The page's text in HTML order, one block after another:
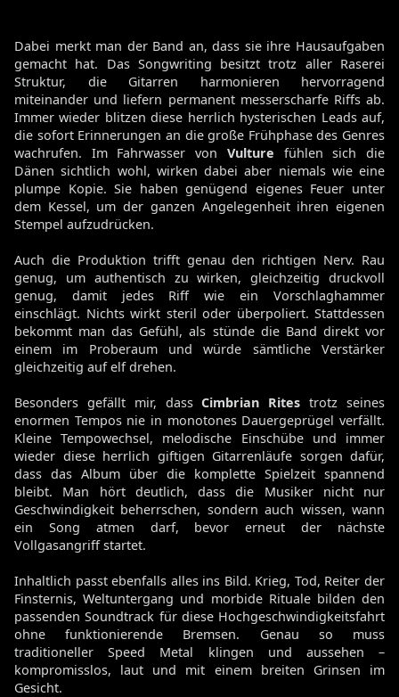
Dabei merkt man der Band an, dass sie ihre Hausaufgaben
gemacht hat. Das Songwriting besitzt trotz aller Raserei
Struktur, die Gitarren harmonieren hervorragend
miteinander und liefern permanent messerscharfe Riffs ab.
Immer wieder blitzen diese herrlich hysterischen Leads auf,
die sofort Erinnerungen an die große Frühphase des Genres
wachrufen. Im Fahrwasser von Vulture fühlen sich die
Dänen sichtlich wohl, wirken dabei aber niemals wie eine
plumpe Kopie. Sie haben genügend eigenes Feuer unter
dem Kessel, um der ganzen Angelegenheit ihren eigenen
Stempel aufzudrücken.
Auch die Produktion trifft genau den richtigen Nerv. Rau
genug, um authentisch zu wirken, gleichzeitig druckvoll
genug, damit jedes Riff wie ein Vorschlaghammer
einschlägt. Nichts wirkt steril oder überpoliert. Stattdessen
bekommt man das Gefühl, als stünde die Band direkt vor
einem im Proberaum und würde sämtliche Verstärker
gleichzeitig auf elf drehen.
Besonders gefällt mir, dassCimbrian Rites trotz seines
enormen Tempos nie in monotones Dauergeprügel verfällt.
Kleine Tempowechsel, melodische Einschübe und immer
wieder diese herrlich giftigen Gitarrenläufe sorgen dafür,
dass das Album über die komplette Spielzeit spannend
bleibt. Man hört deutlich, dass die Musiker nicht nur
Geschwindigkeit beherrschen, sondern auch wissen, wann
ein Song atmen darf, bevor erneut der nächste
Vollgasangriff startet.
Inhaltlich passt ebenfalls alles ins Bild. Krieg, Tod, Reiter der
Finsternis, Weltuntergang und morbide Rituale bilden den
passenden Soundtrack für diese Hochgeschwindigkeitsfahrt
ohne funktionierende Bremsen. Genau so muss
traditioneller Speed Metal klingen und aussehen –
kompromisslos, laut und mit einem breiten Grinsen im
Gesicht.